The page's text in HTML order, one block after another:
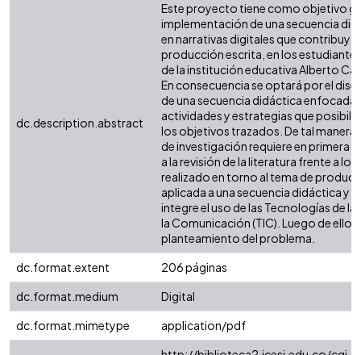
dc.description.abstract
Este proyecto tiene como objetivo
implementación de una secuencia
en narrativas digitales que contribuya
producción escrita, en los
de la institución educativa Alberto
En consecuencia se optará por el
de una secuencia didáctica enfocada
actividades y estrategias que
los objetivos trazados. De tal manera
de investigación requiere en primera
a la revisión de la literatura frente a lo
realizado en torno al tema de
aplicada a una secuencia didáctica y
integre el uso de las Tecnologías de
la Comunicación (TIC). Luego de ello
planteamiento del problema.
dc.format.extent
206 páginas
dc.format.medium
Digital
dc.format.mimetype
application/pdf